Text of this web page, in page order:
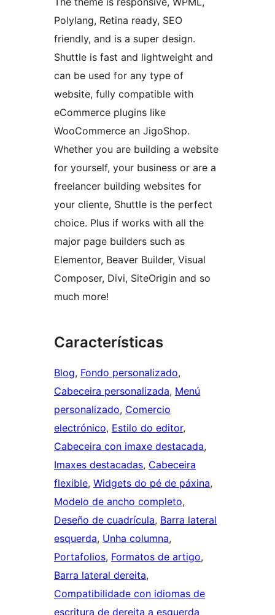
Polylang, Retina ready, SEO
friendly, and is a super design.
Shuttle is fast and lightweight and
can be used for any type of
website, fully compatible with
eCommerce plugins like
WooCommerce an JigoShop.
Whether you are building a website
for yourself, your business or are a
freelancer building websites for
your cliente, Shuttle is the perfect
choice. Plus if works with all the
major page builders such as
Elementor, Beaver Builder, Visual
Composer, Divi, SiteOrigin and so
much more!
Características
Blog, Fondo personalizado
Cabeceira personalizada, Menú
personalizado, Comercio
electrónico, Estilo do editor
Cabeceira con imaxe destacada
Imaxes destacadas, Cabeceira
flexible, Widgets do pé de páxina
Modelo de ancho completo
Deseño de cuadrícula, Barra lateral
esquerda, Unha columna
Portafolios, Formatos de artigo
Barra lateral dereita
Compatibilidade con idiomas de
escritura de dereita a esquerda